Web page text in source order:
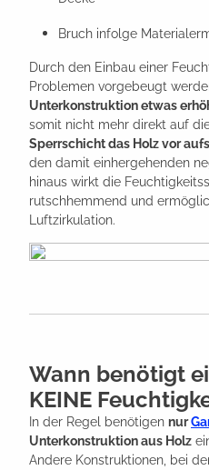
Bruch infolge
Durch den Einbau einer
Problemen vorgebeugt
Unterkonstruktion etwas
somit nicht mehr direkt auf
Sperrschicht das Holz vor
den damit einhergehenden
hinaus wirkt die
rutschhemmend und
Luftzirkulation.
Wann benötigt
KEINE
In der Regel benötigen nur
Unterkonstruktion aus Holz
Andere Konstruktionen, bei